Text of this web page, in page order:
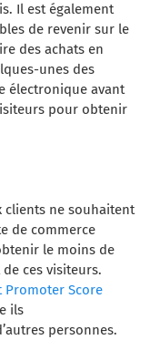
Il est également
de revenir sur le
des achats en
unes des
électronique avant
pour obtenir
ne souhaitent
de commerce
le moins de
ces visiteurs.
Promoter Score
ils
personnes.